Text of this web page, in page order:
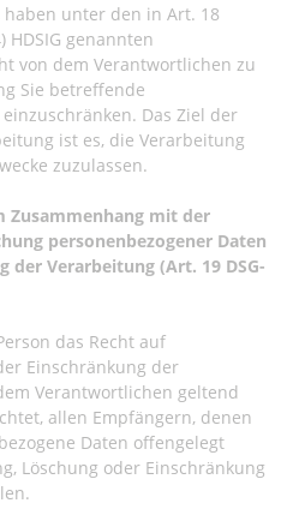
haben unter den in Art. 18
HDSIG genannten
von dem Verantwortlichen zu
Sie betreffende
Das Ziel der
ist es, die Verarbeitung
zuzulassen.
mit der
personenbezogener Daten
der Verarbeitung (Art. 19 DSG-
das Recht auf
Einschränkung der
Verantwortlichen geltend
allen Empfängern, denen
Daten offengelegt
Löschung oder Einschränkung